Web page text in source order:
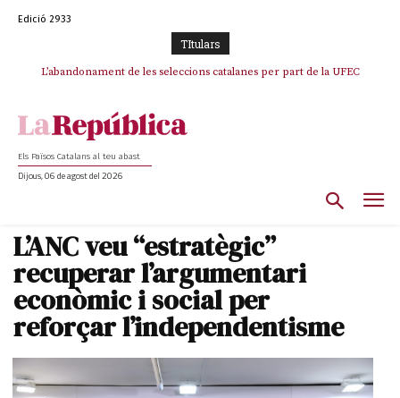
Edició 2933
TItulars
L’abandonament de les seleccions catalanes per part de la UFEC
Els Països Catalans al teu abast
Dijous, 06 de agost del 2026
L’ANC veu “estratègic”
recuperar l’argumentari
econòmic i social per
reforçar l’independentisme